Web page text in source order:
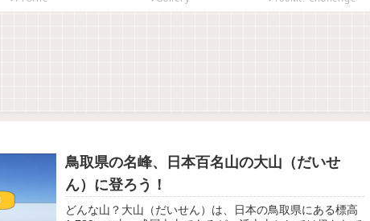
鳥取県の名峰、日本百名山の大山（だいせ
ん）に登ろう！
どんな山？大山（だいせん）は、日本の鳥取県にある標高